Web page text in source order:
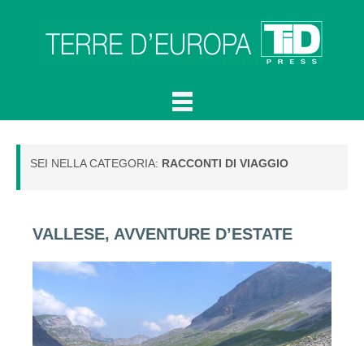
SEI NELLA CATEGORIA: RACCONTI DI VIAGGIO
VALLESE, AVVENTURE D’ESTATE